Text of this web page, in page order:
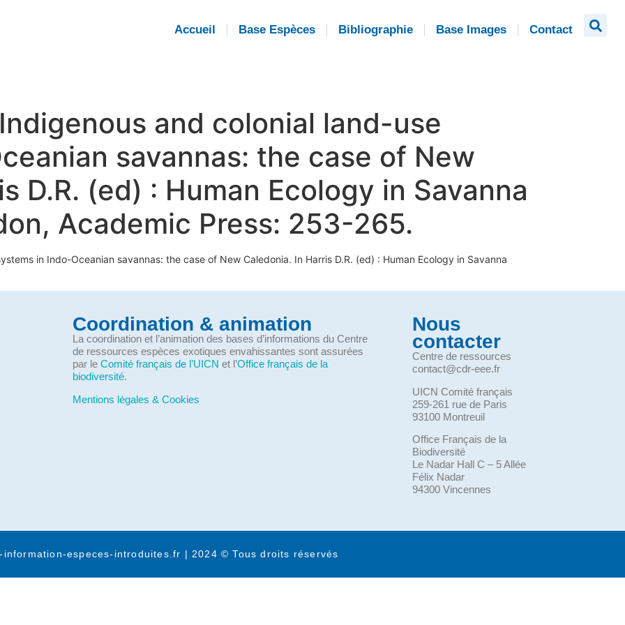
Accueil Base Espèces Bibliographie Base Images Contact
and colonial land-use
savannas: the case of New
D.R. (ed) : Human Ecology in Savanna
Academic Press: 253-265.
in Indo-Oceanian savannas: the case of New Caledonia. In Harris D.R. (ed) : Human Ecology in Savanna
Coordination & animation
La coordination et l’animation des bases d’informations du Centre
de ressources espèces exotiques envahissantes sont assurées
par le Comité français de l’UICN et l’Office français de la
biodiversité.
Mentions légales & Cookies
Nous
contacter
Centre de ressources
contact@cdr-eee.fr
UICN Comité français
259-261 rue de Paris
93100 Montreuil
Office Français de la
Biodiversité
Le Nadar Hall C – 5 Allée
Félix Nadar
94300 Vincennes
information-especes-introduites.fr | 2024 © Tous droits réservés